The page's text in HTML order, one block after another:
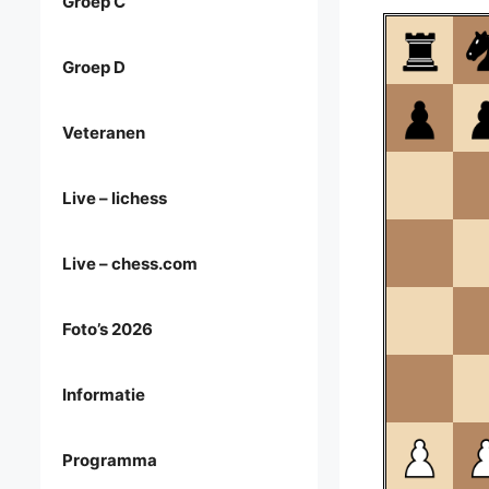
Groep D
Veteranen
Live – lichess
Live – chess.com
Foto’s 2026
Informatie
Programma